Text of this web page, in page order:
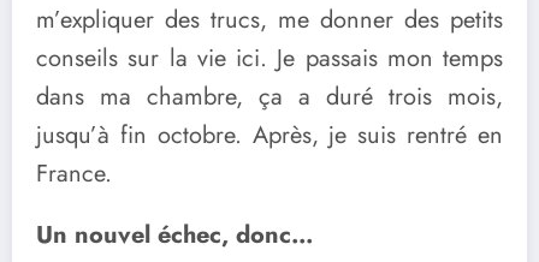
m’expliquer des trucs, me donner des petits
conseils sur la vie ici. Je passais mon temps
dans ma chambre, ça a duré trois mois,
jusqu’à fin octobre. Après, je suis rentré en
France.
Un nouvel échec, donc…